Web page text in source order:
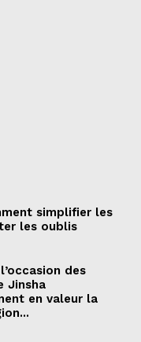
simplifier les
les oublis
des
Jinsha
en valeur la